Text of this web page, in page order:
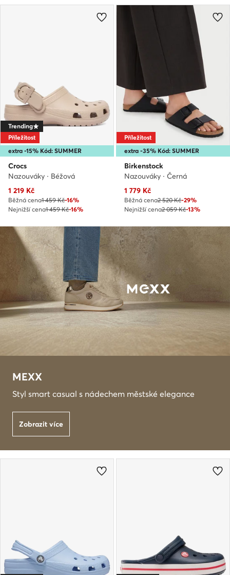
extra -15% Kód: SUMMER
Trending
Příležitost
Crocs
Nazouváky · Béžová
Aktuální cena
1 219 Kč
Běžná cena1 459 Kč-16%
Nejnižší cena1 459 Kč-16%
extra -35% Kód: SUMMER
Příležitost
Birkenstock
Nazouváky · Černá
Aktuální cena
1 779 Kč
Běžná cena2 520 Kč-29%
Nejnižší cena2 059 Kč-13%
MEXX
Styl smart casual s nádechem městské elegance
Zobrazit více